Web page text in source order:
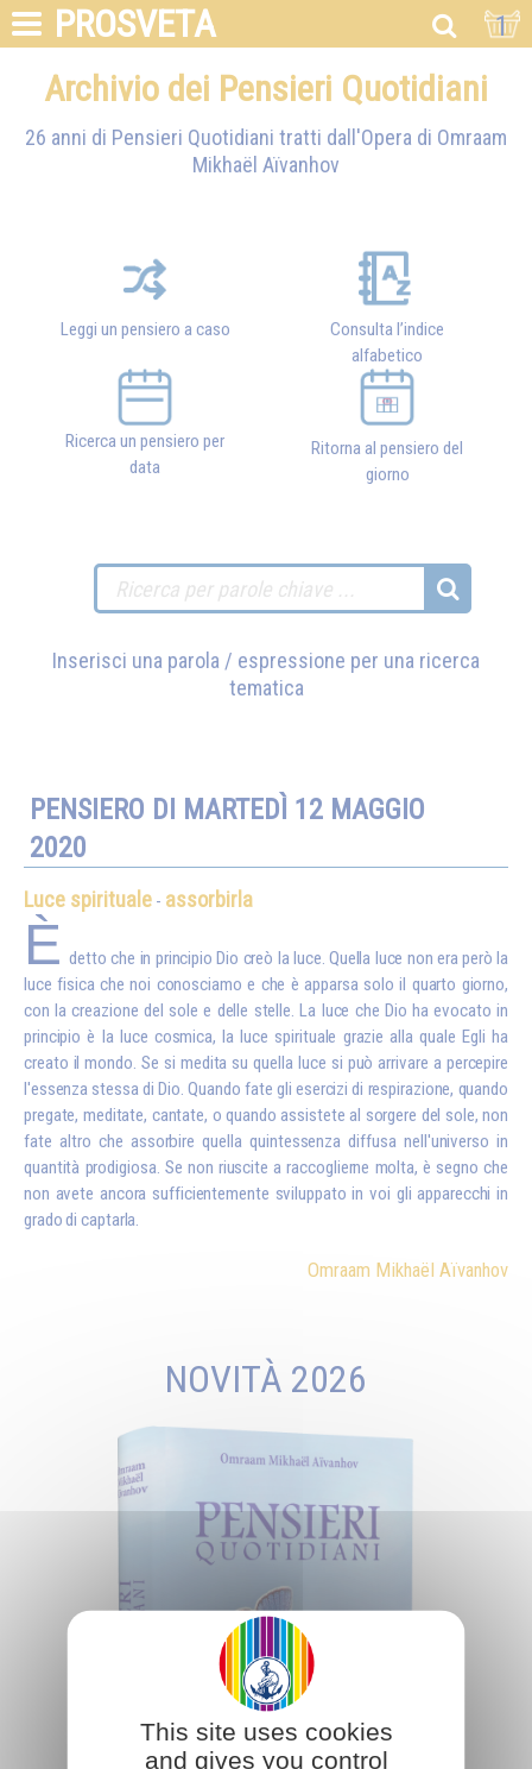
PROSVETA 1
Archivio dei Pensieri Quotidiani
26 anni di Pensieri Quotidiani tratti dall'Opera di Omraam
Mikhaël Aïvanhov
Leggi un pensiero a caso
Consulta l’indice
alfabetico
Ricerca un pensiero per
data
Ritorna al pensiero del
giorno
Inserisci una parola / espressione per una ricerca
tematica
PENSIERO DI MARTEDÌ 12 MAGGIO
2020
Luce spirituale - assorbirla
È detto che in principio Dio creò la luce. Quella luce non era però la
luce fisica che noi conosciamo e che è apparsa solo il quarto giorno,
con la creazione del sole e delle stelle. La luce che Dio ha evocato in
principio è la luce cosmica, la luce spirituale grazie alla quale Egli ha
creato il mondo. Se si medita su quella luce si può arrivare a percepire
l'essenza stessa di Dio. Quando fate gli esercizi di respirazione, quando
pregate, meditate, cantate, o quando assistete al sorgere del sole, non
fate altro che assorbire quella quintessenza diffusa nell'universo in
quantità prodigiosa. Se non riuscite a raccoglierne molta, è segno che
non avete ancora sufficientemente sviluppato in voi gli apparecchi in
grado di captarla.
Omraam Mikhaël Aïvanhov
NOVITÀ 2026
This site uses cookies
and gives you control